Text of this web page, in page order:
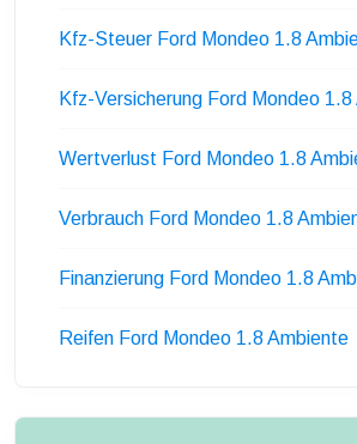
Kfz-Steuer Ford Mondeo 1.8
Kfz-Versicherung Ford Mondeo
Wertverlust Ford Mondeo 1.8
Verbrauch Ford Mondeo 1.8
Finanzierung Ford Mondeo 1.8
Reifen Ford Mondeo 1.8 Ambiente